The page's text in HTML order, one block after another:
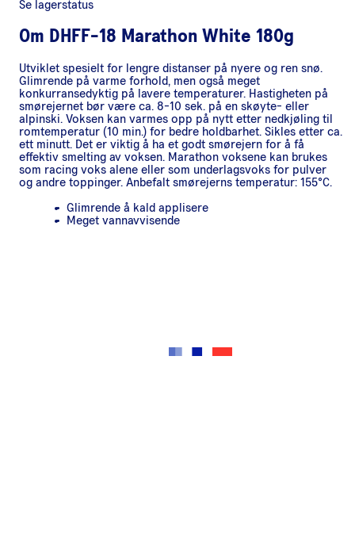
Se lagerstatus
Om DHFF-18 Marathon White 180g
Utviklet spesielt for lengre distanser på nyere og ren snø.
Glimrende på varme forhold, men også meget
konkurransedyktig på lavere temperaturer. Hastigheten på
smørejernet bør være ca. 8-10 sek. på en skøyte- eller
alpinski. Voksen kan varmes opp på nytt etter nedkjøling til
romtemperatur (10 min.) for bedre holdbarhet. Sikles etter ca.
ett minutt. Det er viktig å ha et godt smørejern for å få
effektiv smelting av voksen. Marathon voksene kan brukes
som racing voks alene eller som underlagsvoks for pulver
og andre toppinger. Anbefalt smørejerns temperatur: 155°C.
Glimrende å kald applisere
Meget vannavvisende